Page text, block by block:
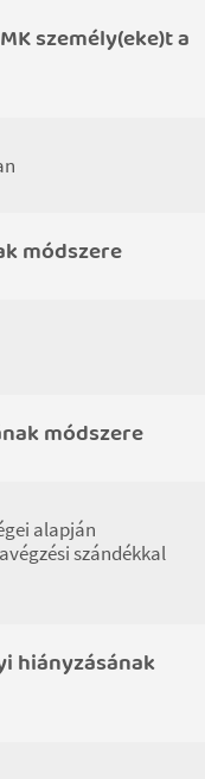
személy(eke)t a
módszere
módszere
alapján
szándékkal
hiányzásának